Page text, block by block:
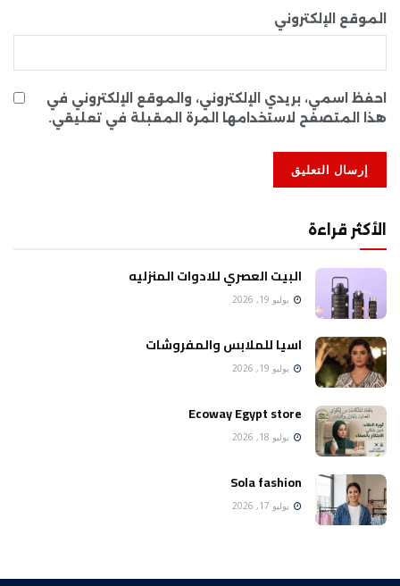
الموقع الإلكتروني
احفظ اسمي، بريدي الإلكتروني، والموقع الإلكتروني في
هذا المتصفح لاستخدامها المرة المقبلة في تعليقي.
الأكثر قراءة
البيت العصري للادوات المنزليه
يوليو 19, 2026
اسيا للملابس والمفروشات
يوليو 19, 2026
Ecoway Egypt store
يوليو 18, 2026
Sola fashion
يوليو 17, 2026